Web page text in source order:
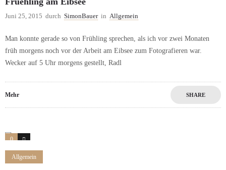
Juni 25, 2015 durch SimonBauer in Allgemein
Man konnte gerade so von Frühling sprechen, als ich vor zwei Monaten
früh morgens noch vor der Arbeit am Eibsee zum Fotografieren war.
Wecker auf 5 Uhr morgens gestellt, Radl
Mehr SHARE
0 0
Allgemein